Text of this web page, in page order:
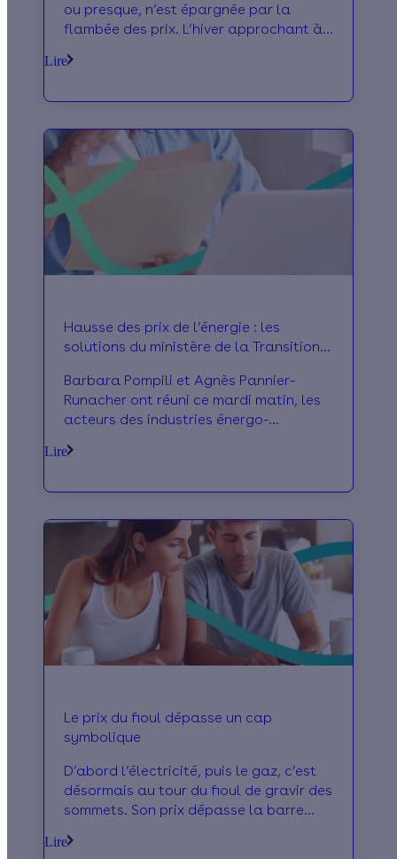
ou presque, n’est épargnée par la
flambée des prix. L’hiver approchant à
sûrement ce qu’il va advenir de votre
pour vous en sortir.
Lire
Hausse des prix de l’énergie : les
solutions du ministère de la Transition
Barbara Pompili et Agnès Pannier-
Runacher ont réuni ce mardi matin, les
acteurs des industries énergo-
sur les conséquences de la hausse des
solutions possibles à mettre en place.
Lire
Le prix du fioul dépasse un cap
symbolique
D’abord l’électricité, puis le gaz, c’est
désormais au tour du fioul de gravir des
sommets. Son prix dépasse la barre
consommateurs.
Lire